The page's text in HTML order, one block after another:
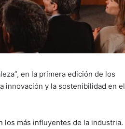
en la primera edición de los
innovación y la sostenibilidad en el
los más influyentes de la industria.